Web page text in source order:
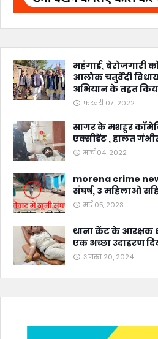
महंगाई, बेरोजगारी
आलोक चतुर्वेदी
अभियान के तहत किया
फ़रवरी 07, 2022
सागर के मशहूर
एक्सीडेंट , हालत
मार्च 04, 2022
morena crime
संघर्ष, 3 महिलाओ
मई 05, 2023
थाना कैंट के आरक्षक
एक अच्छा उदाहरण
अगस्त 20, 2024